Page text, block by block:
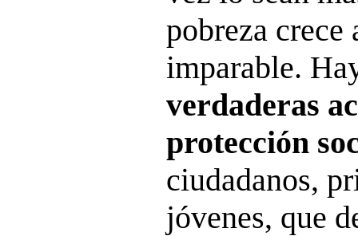
pobreza crece
imparable.
verdaderas
protección
ciudadanos,
jóvenes, que